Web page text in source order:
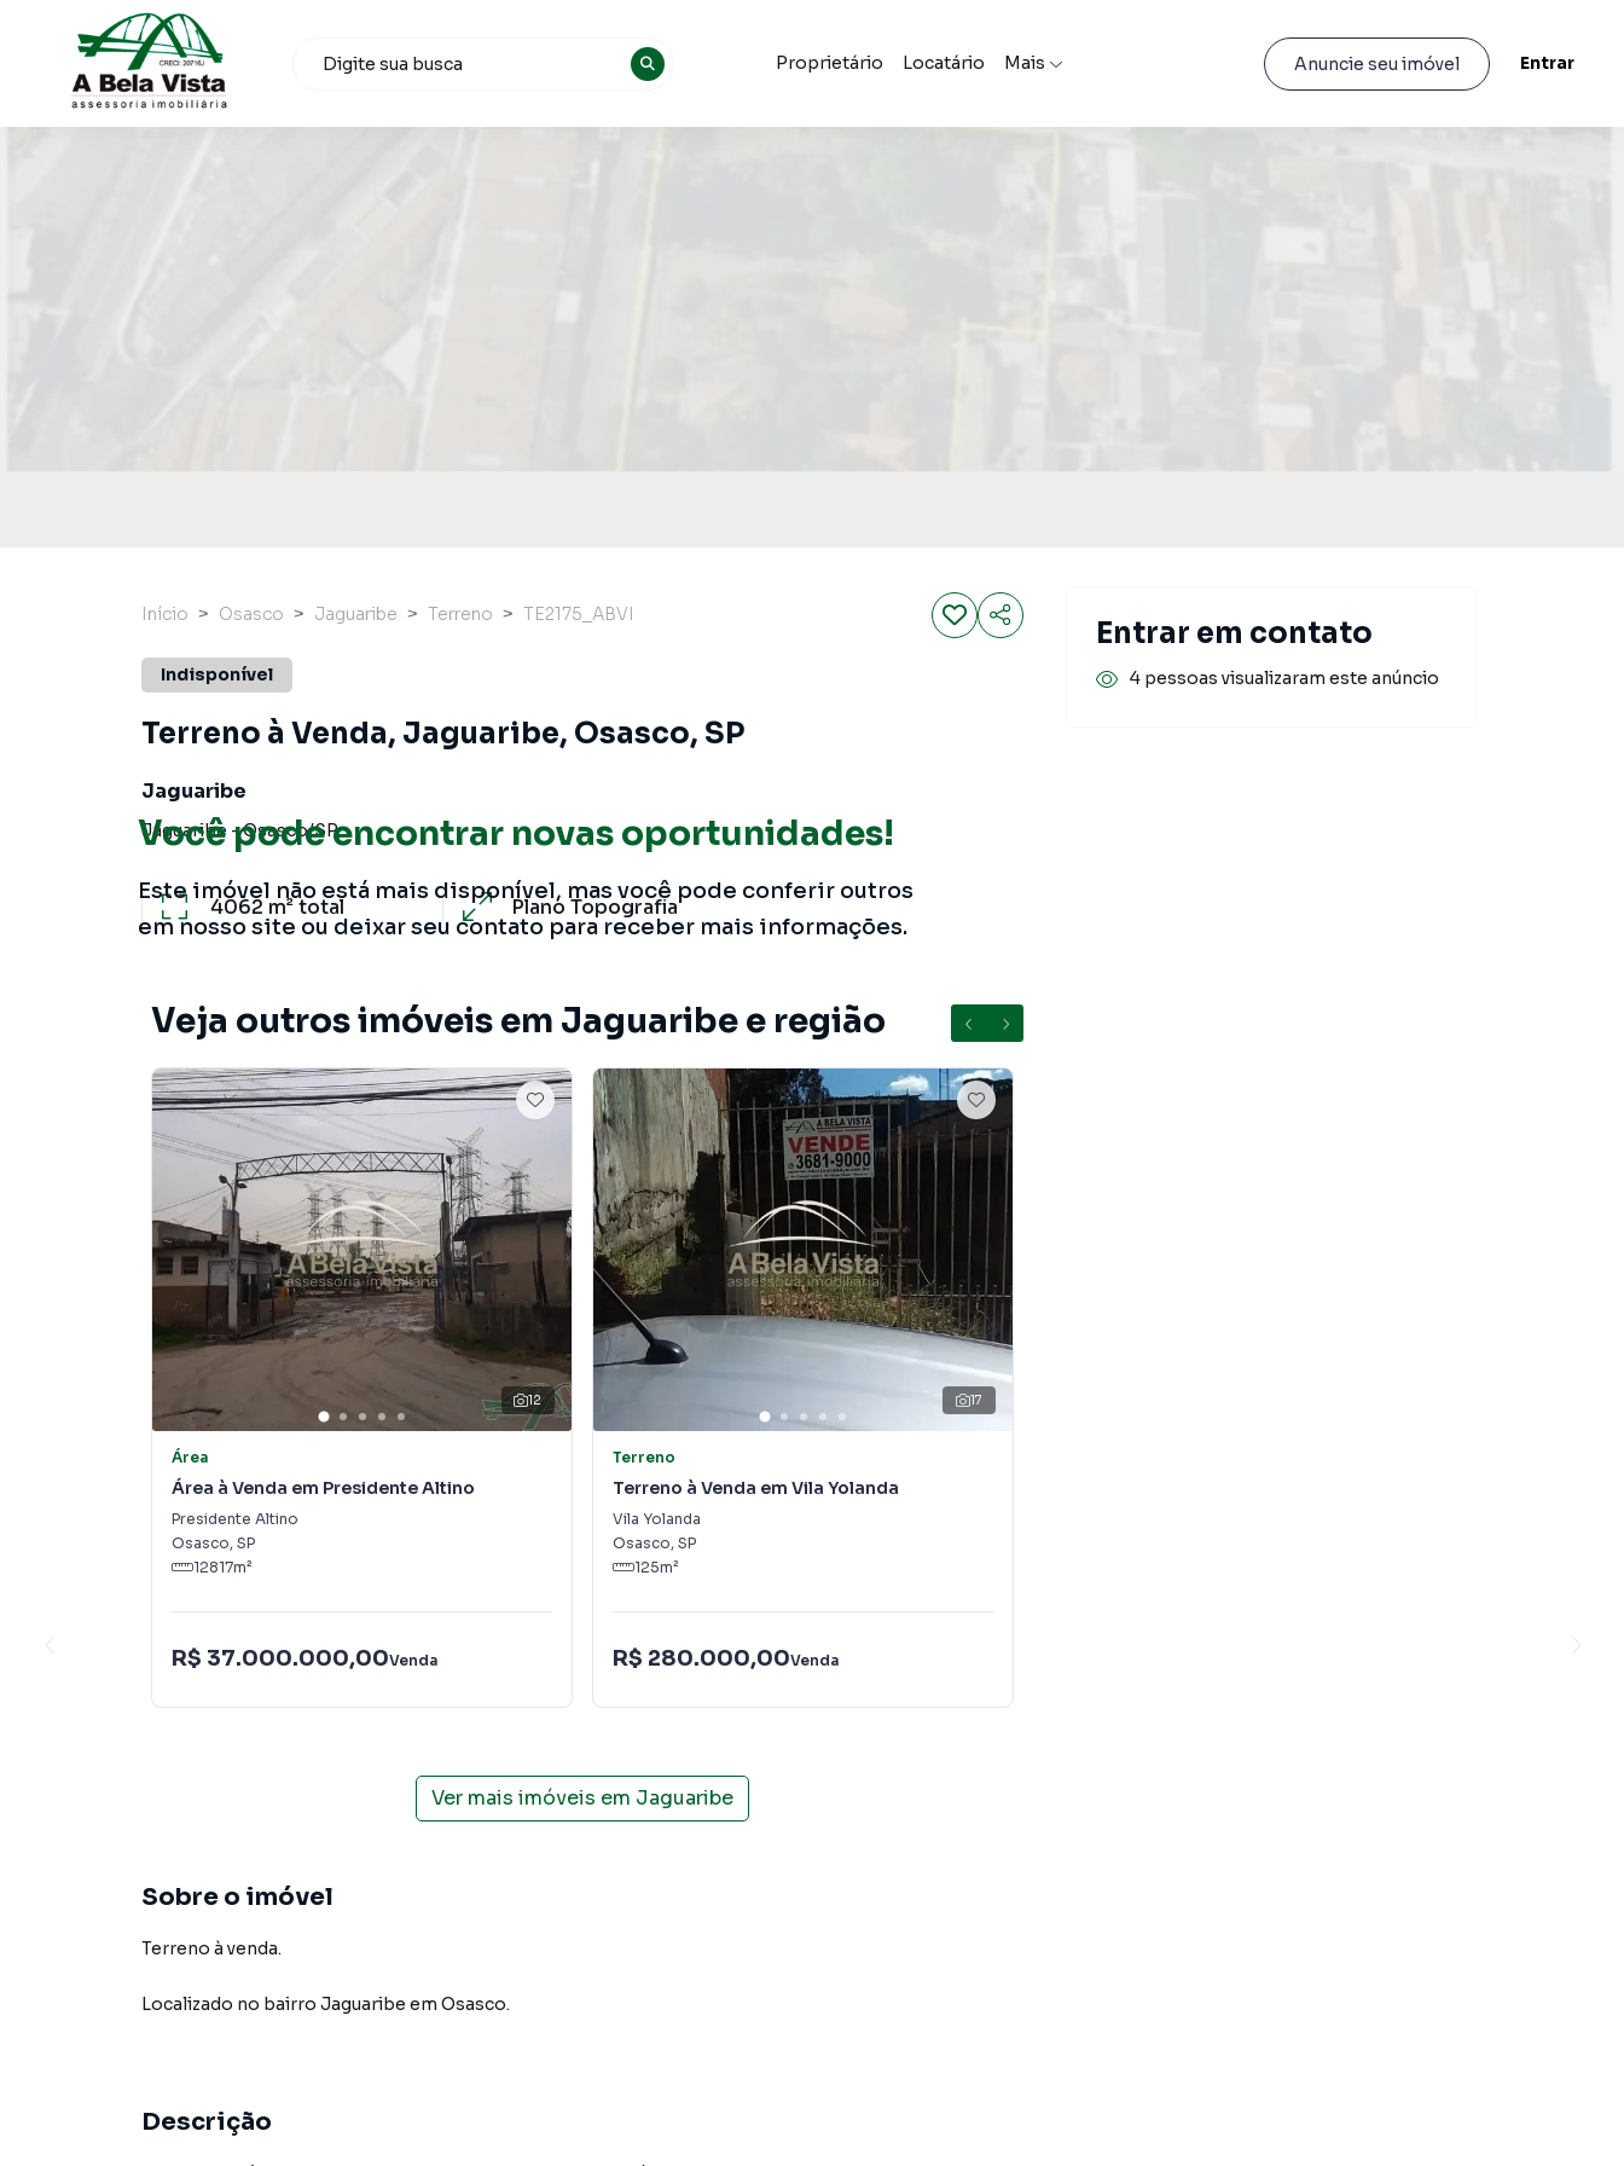
Proprietário Locatário Mais Anuncie seu imóvel Entrar
Você pode encontrar novas oportunidades!
Este imóvel não está mais disponível, mas você pode conferir outros
em nosso site ou deixar seu contato para receber mais informações.
Início Osasco Jaguaribe Terreno TE2175_ABVI
Indisponível
Terreno à Venda, Jaguaribe, Osasco, SP
Jaguaribe
Jaguaribe -Osasco/SP
4062 m²total Plano Topografia
Veja outros imóveis em Jaguaribe e região
12
Área
Área à Venda em Presidente Altino
Presidente Altino
Osasco, SP
12817m²
R$ 37.000.000,00Venda
17
Terreno
Terreno à Venda em Vila Yolanda
Vila Yolanda
Osasco, SP
125m²
R$ 280.000,00Venda
Ver mais imóveis em Jaguaribe
Sobre o imóvel
Terreno à venda.
Localizado no bairro Jaguaribe em Osasco.
Descrição
Entrar em contato
4 pessoas visualizaram este anúncio